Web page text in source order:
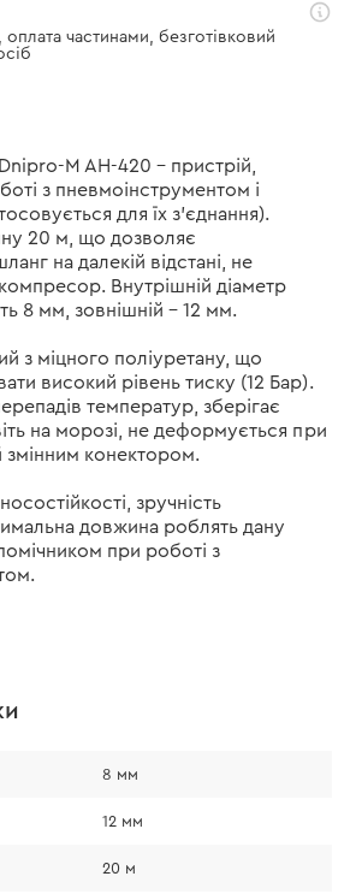
оплата частинами, безготівковий
M AH-420 – пристрій,
з пневмоінструментом і
для їх з'єднання).
20 м, що дозволяє
на далекій відстані, не
Внутрішній діаметр
8 мм, зовнішній – 12 мм.
з міцного поліуретану, що
високий рівень тиску (12 Бар).
температур, зберігає
на морозі, не деформується при
конектором.
зручність
довжина роблять дану
при роботі з
8 мм
12 мм
20 м